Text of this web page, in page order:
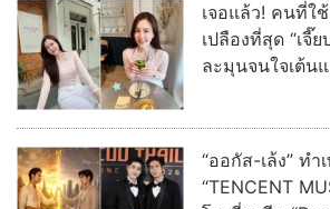
เจอแล้ว! คนที่ใ
เปลืองที่สุด “เจี๊
ละมุนจนใจเต้น
“ออกัส-เล้ง” ทำ
“TENCENT